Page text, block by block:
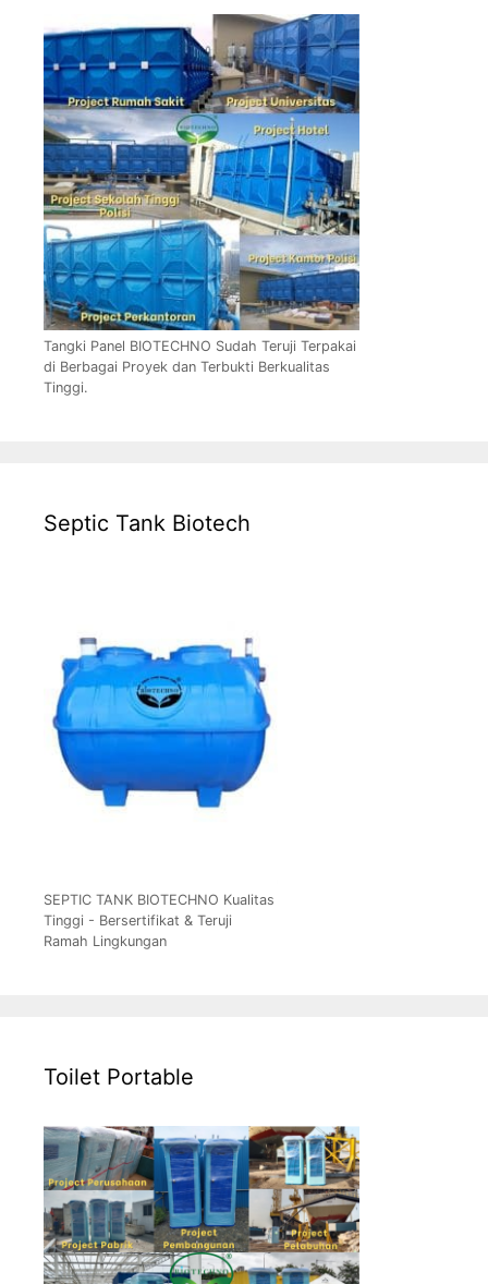
Tangki Panel BIOTECHNO Sudah Teruji Terpakai
di Berbagai Proyek dan Terbukti Berkualitas
Tinggi.
Septic Tank Biotech
SEPTIC TANK BIOTECHNO Kualitas
Tinggi - Bersertifikat & Teruji
Ramah Lingkungan
Toilet Portable